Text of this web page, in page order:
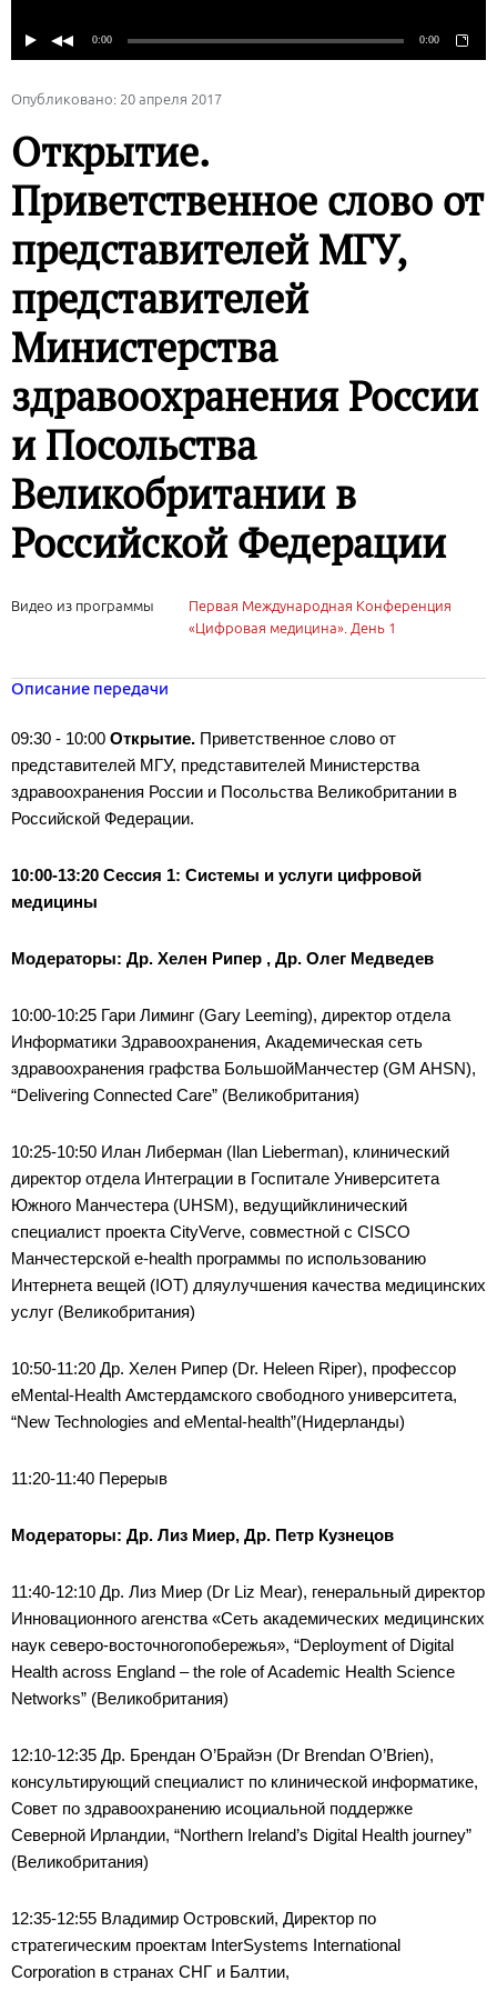
Опубликовано: 20 апреля 2017
Открытие.
Приветственное слово от
представителей МГУ,
представителей
Министерства
здравоохранения России
и Посольства
Великобритании в
Российской Федерации
Видео из программы
Первая Международная Конференция
«Цифровая медицина». День 1
Описание передачи
09:30 - 10:00 Открытие. Приветственное слово от
представителей МГУ, представителей Министерства
здравоохранения России и Посольства Великобритании в
Российской Федерации.
10:00-13:20 Сессия 1: Системы и услуги цифровой
медицины
Модераторы: Др. Хелен Рипер , Др. Олег Медведев
10:00-10:25 Гари Лиминг (Gary Leeming), директор отдела
Информатики Здравоохранения, Академическая сеть
здравоохранения графства БольшойМанчестер (GM AHSN),
“Delivering Connected Care” (Великобритания)
10:25-10:50 Илан Либерман (Ilan Lieberman), клинический
директор отдела Интеграции в Госпитале Университета
Южного Манчестера (UHSM), ведущийклинический
специалист проекта CityVerve, совместной с CISCO
Манчестерской e-health программы по использованию
Интернета вещей (IOT) дляулучшения качества медицинских
услуг (Великобритания)
10:50-11:20 Др. Хелен Рипер (Dr. Heleen Riper), профессор
eMental-Health Амстердамского свободного университета,
“New Technologies and eMental-health”(Нидерланды)
11:20-11:40 Перерыв
Модераторы: Др. Лиз Миер, Др. Петр Кузнецов
11:40-12:10 Др. Лиз Миер (Dr Liz Mear), генеральный директор
Инновационного агенства «Сеть академических медицинских
наук северо-восточногопобережья», “Deployment of Digital
Health across England – the role of Academic Health Science
Networks” (Великобритания)
12:10-12:35 Др. Брендан О’Брайэн (Dr Brendan O’Brien),
консультирующий специалист по клинической информатике,
Совет по здравоохранению исоциальной поддержке
Северной Ирландии, “Northern Ireland’s Digital Health journey”
(Великобритания)
12:35-12:55 Владимир Островский, Директор по
стратегическим проектам InterSystems International
Corporation в странах СНГ и Балтии,